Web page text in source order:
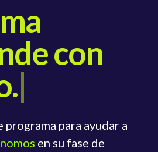
con
|
programa para ayudar a
en su fase de